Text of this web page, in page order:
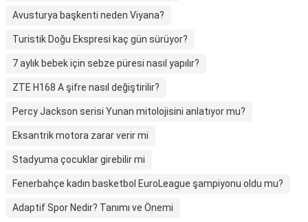
Avusturya başkenti neden Viyana?
Turistik Doğu Ekspresi kaç gün sürüyor?
7 aylık bebek için sebze püresi nasıl yapılır?
ZTE H168 A şifre nasıl değiştirilir?
Percy Jackson serisi Yunan mitolojisini anlatıyor mu?
Eksantrik motora zarar verir mi
Stadyuma çocuklar girebilir mi
Fenerbahçe kadın basketbol EuroLeague şampiyonu oldu mu?
Adaptif Spor Nedir? Tanımı ve Önemi